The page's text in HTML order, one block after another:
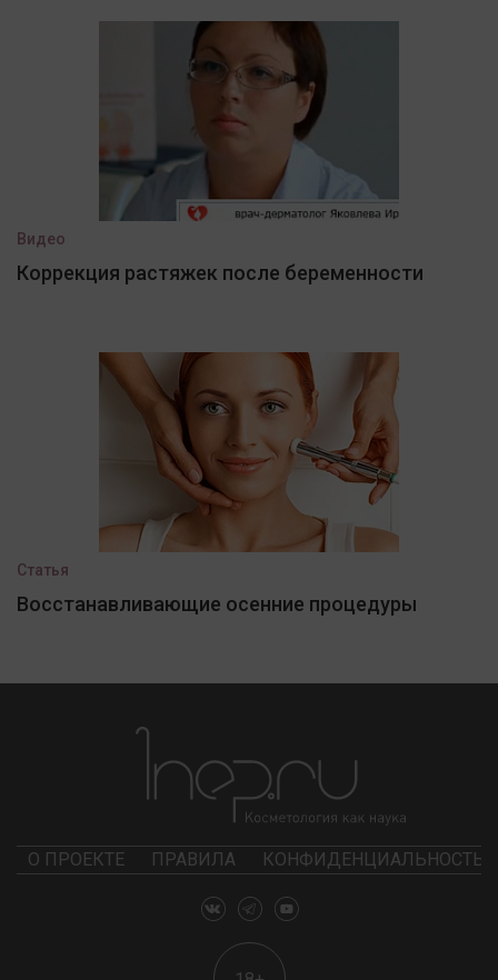
Видео
Коррекция растяжек после беременности
Статья
Восстанавливающие осенние процедуры
О ПРОЕКТЕ ПРАВИЛА КОНФИДЕНЦИАЛЬНОСТЬ